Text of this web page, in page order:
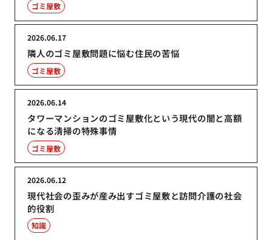
ゴミ屋敷
隣人のゴミ屋敷問題に悩む住民の苦悩
2026.06.17
ゴミ屋敷
タワーマンションのゴミ屋敷化という現代の闇と高額
になる清掃の特殊事情
2026.06.14
ゴミ屋敷
現代社会の歪みが産み出すゴミ屋敷と訪問介護の社会
的役割
2026.06.12
知識